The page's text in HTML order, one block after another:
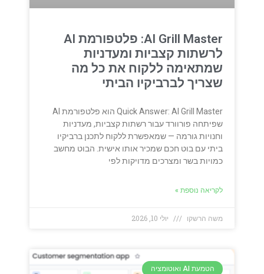
AI Grill Master: פלטפורמת AI
לרשתות קצביות ומעדניות
שמתאימה ללקוח את כל מה
שצריך לברביקיו הביתי
Quick Answer: AI Grill Master הוא פלטפורמת AI
שפיתחה פורוורד עבור רשתות קצביות, מעדניות
וחנויות גורמה — שמאפשרת ללקוח לתכנן ברביקיו
ביתי עם בוט חכם שמכיר אותו אישית. הבוט מחשב
כמויות בשר ומצרכים מדויקות לפי
לקריאה נוספת »
משה הרשקו יולי 10, 2026
הטמעת AI ואוטומציה